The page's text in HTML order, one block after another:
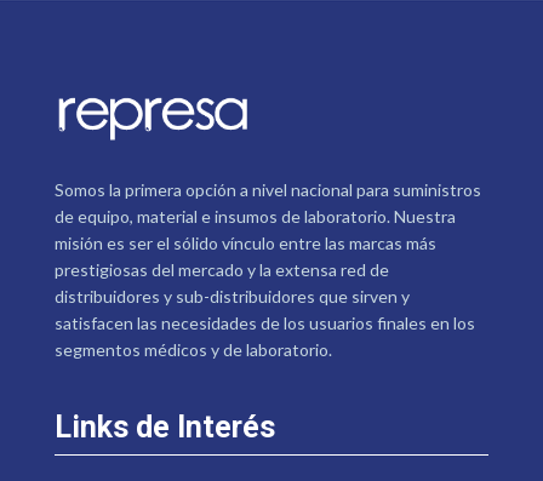
Somos la primera opción a nivel nacional para suministros
de equipo, material e insumos de laboratorio. Nuestra
misión es ser el sólido vínculo entre las marcas más
prestigiosas del mercado y la extensa red de
distribuidores y sub-distribuidores que sirven y
satisfacen las necesidades de los usuarios finales en los
segmentos médicos y de laboratorio.
Links de Interés